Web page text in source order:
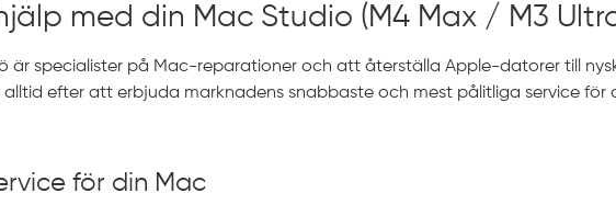
med din Mac Studio (M4 Max / M3
är specialister på Mac-reparationer och att återställa Apple-datorer till
efter att erbjuda marknadens snabbaste och mest pålitliga service för
för din Mac